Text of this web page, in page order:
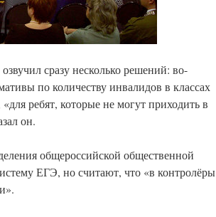
сразу несколько решений: во-
по количеству инвалидов в классах
ребят, которые не могут приходить в
он.
общероссийской общественной
ЕГЭ, но считают, что «в контролёры